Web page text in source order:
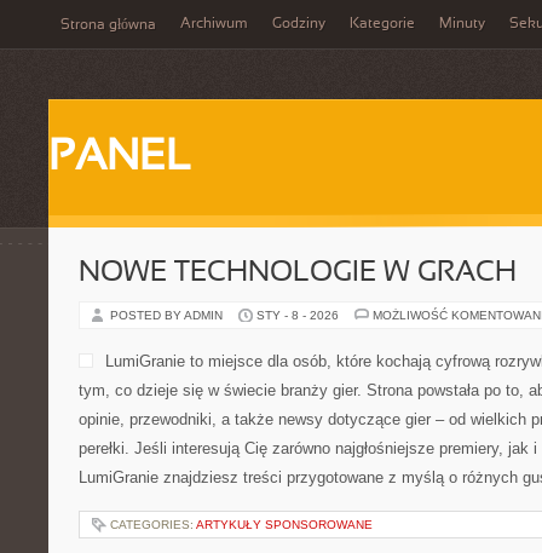
Strona główna Archiwum Godziny Kategorie Minuty
PANEL
NOWE TECHNOLOGIE W GRACH
POSTED BY ADMIN STY - 8 - 2026 MOŻLIWOŚĆ
LumiGranie to miejsce dla osób, które kochają cyfrową
tym, co dzieje się w świecie branży gier. Strona powstała po to,
opinie, przewodniki, a także newsy dotyczące gier – od wielkich
perełki. Jeśli interesują Cię zarówno najgłośniejsze premiery, jak
LumiGranie znajdziesz treści przygotowane z myślą o różnych
CATEGORIES: ARTYKUŁY SPONSOROWANE